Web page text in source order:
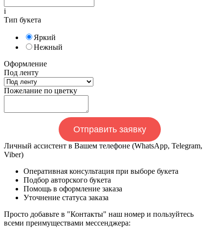
i
Тип букета
Яркий
Нежный
Оформление
Под ленту
Пожелание по цветку
Отправить заявку
Личный ассистент в Вашем телефоне (WhatsApp, Telegram,
Viber)
Оперативная консультация при выборе букета
Подбор авторского букета
Помощь в оформление заказа
Уточнение статуса заказа
Просто добавьте в "Контакты" наш номер и пользуйтесь
всеми преимуществами мессенджера: